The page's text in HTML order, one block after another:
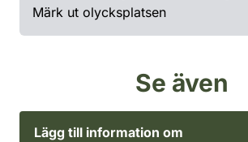
Märk ut olycksplatsen
Se även
Lägg till information om